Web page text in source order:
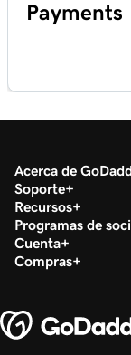
Lección 18
Descargar
Ejecuta un
GoDaddy
Payments
Acerca de
Soporte
Recursos
Programas de
Cuenta
Compras